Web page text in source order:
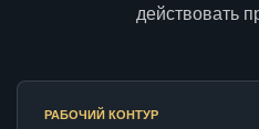
действовать
РАБОЧИЙ КОНТУР